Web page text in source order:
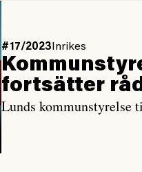
#17/2023 Inrikes
fortsätter
Lunds kommunstyrelse